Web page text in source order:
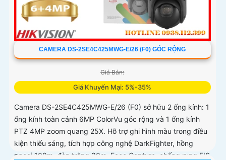
CAMERA DS-2SE4C425MWG-E/26 (F0) GÓC RỘNG
Giá Bán:
Giá Khuyến Mại: 5%-35%
Camera DS-2SE4C425MWG-E/26 (F0) sở hữu 2 ống kính: 1
ống kính toàn cảnh 6MP ColorVu góc rộng và 1 ống kính
PTZ 4MP zoom quang 25X. Hỗ trợ ghi hình màu trong điều
kiện thiếu sáng, tích hợp công nghệ DarkFighter, hồng
ngoại 100m, đèn trắng 30m, Face Capture, chống rung EIS